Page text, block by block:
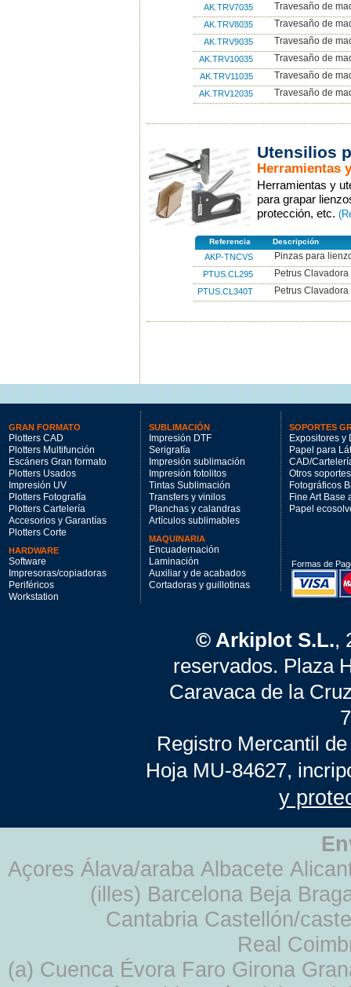
AK.TRV7035 Travesaño de
AK.TRV8035 Travesaño de
AK.TRV9035 Travesaño de
AK.TRV10035 Travesaño de
AK.TRV11035 Travesaño de
AK.TRV12035 Travesaño de
Utensilios
Herramientas
Herramientas y
para grapar
protección, etc.
Referencia Descripción
AKP-TNCVS Pinzas para
PTUS.CL295 Petrus Clavadora
PTUS.CL340T Petrus Clavadora
GRAN FORMATO
Plotters CAD
Plotters Multifunción
Escáners Gran formato
Plotters Usados
Impresión UV
Plotters Fotografía
Plotters Cartelería
Accesorios y Garantías
Plotters Corte
HARDWARE
Software
Impresoras/copiadoras
Periféricos
Workstation
SUBLIMACIÓN
Impresión DTF
Serigrafía
Impresión sublimación
Impresión fotolitos
Tintas Sublimación
Transfers y vinilos
Planchas y calandras
Artículos sublimables
MAQUINARIA
Encuadernación
Laminación
Auxiliar y de acabados
Cortadoras y guillotinas
SOPORTES
Expositores y
Papel para
CAD/
Otros soportes
Fotográficos
Fine Art Base
Papel
Formas de
© Arkiplot S.L.,
reservados. Plaza
Caravaca de la
Registro Mercantil
Hoja MU-84627,
y
Açores Álava/araba Albacete
(illes) Barcelona Beja
Cantabria Castellón/
Real
(a) Cuenca Évora Faro Girona